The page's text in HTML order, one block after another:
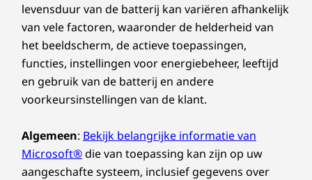
levensduur van de batterij kan variëren afhankelijk
van vele factoren, waaronder de helderheid van
het beeldscherm, de actieve toepassingen,
functies, instellingen voor energiebeheer, leeftijd
en gebruik van de batterij en andere
voorkeursinstellingen van de klant.
Algemeen: Bekijk belangrijke informatie van
Microsoft®die van toepassing kan zijn op uw
aangeschafte systeem, inclusief gegevens over